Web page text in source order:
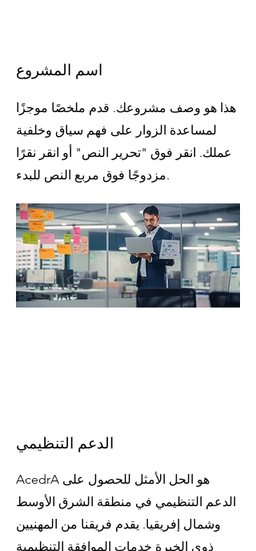
اسم المشروع
هذا هو وصف مشروعك. قدم ملخصًا موجزًا
لمساعدة الزوار على فهم سياق وخلفية
عملك. انقر فوق "تحرير النص" أو انقر نقرًا
مزدوجًا فوق مربع النص للبدء.
الدعم التنظيمي
AcedrA هو الحل الأمثل للحصول على
الدعم التنظيمي في منطقة الشرق الأوسط
وشمال إفريقيا. يقدم فريقنا من المهنيين
ذوي الخبرة خدمات الموافقة التنظيمية